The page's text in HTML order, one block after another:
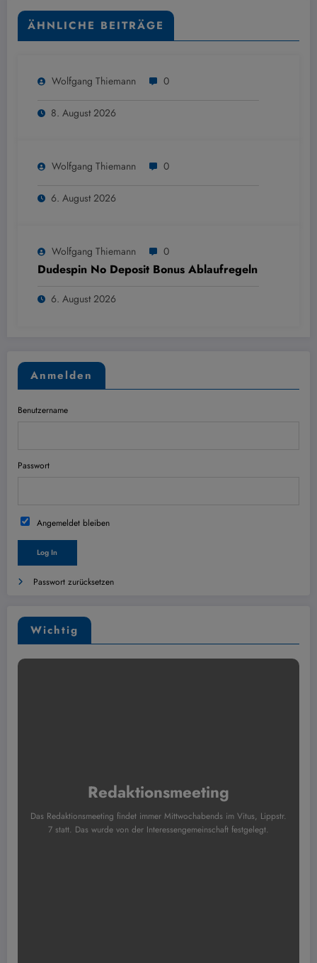
ÄHNLICHE BEITRÄGE
Wolfgang Thiemann 0
8. August 2026
Wolfgang Thiemann 0
6. August 2026
Wolfgang Thiemann 0
Dudespin No Deposit Bonus Ablaufregeln
6. August 2026
Anmelden
Benutzername
Passwort
Angemeldet bleiben
Passwort zurücksetzen
Wichtig
Redaktionsmeeting
Das Redaktionsmeeting findet immer Mittwochabends im Vitus, Lippstr.
7 statt. Das wurde von der Interessengemeinschaft festgelegt.